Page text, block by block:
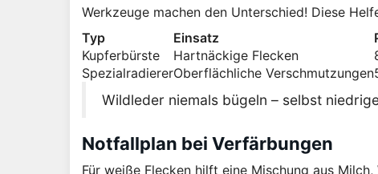
Werkzeuge machen den Unterschied! Diese
Typ
Einsatz
Kupferbürste
Hartnäckige Flecken
SpezialradiererOberflächliche Verschmutzungen
Wildleder niemals bügeln – selbst
Notfallplan bei Verfärbungen
Für weiße Flecken hilft eine Mischung aus